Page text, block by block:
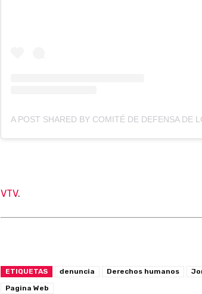
VTV.
ETIQUETAS denuncia Derechos humanos
Pagina Web